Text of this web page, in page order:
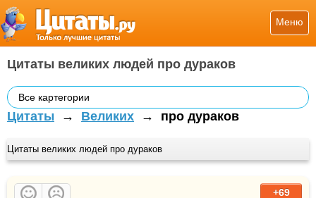
Меню
Цитаты великих людей про дураков
Все картегории
Цитаты → Великих → про дураков
Цитаты великих людей про дураков
+69